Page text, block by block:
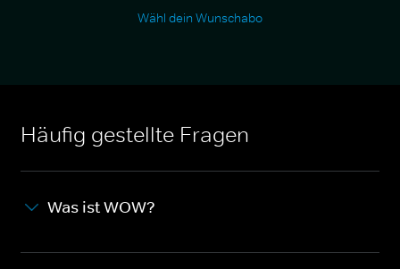
Wähl dein Wunschabo
Häufig gestellte Fragen
Was ist WOW?